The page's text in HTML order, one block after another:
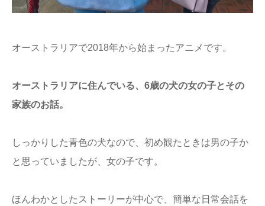
オーストラリアで2018年から始まったアニメです。
オーストラリアに住んでいる、6歳の犬の女の子とその
家族のお話。
しっかりした青色の犬なので、初め観たときは男の子か
と思っていましたが、女の子です。
ほんわかとしたストーリーが中心で、簡単な日常会話を